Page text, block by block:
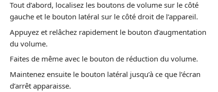
Tout d’abord, localisez les boutons de volume sur le côté
gauche et le bouton latéral sur le côté droit de l’appareil.
Appuyez et relâchez rapidement le bouton d’augmentation
du volume.
Faites de même avec le bouton de réduction du volume.
Maintenez ensuite le bouton latéral jusqu’à ce que l’écran
d’arrêt apparaisse.